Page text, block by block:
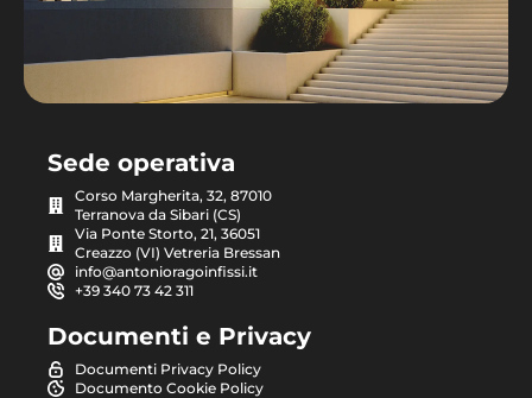
Sede operativa
Corso Margherita, 32, 87010
Terranova da Sibari (CS)
Via Ponte Storto, 21, 36051
Creazzo (VI) Vetreria Bressan
info@antonioragoinfissi.it
+39 340 73 42 311
Documenti e Privacy
Documenti Privacy Policy
Documento Cookie Policy